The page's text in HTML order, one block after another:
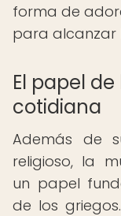
forma de
para alcanzar
El papel
cotidiana
Además de
religioso, la
un papel
de los